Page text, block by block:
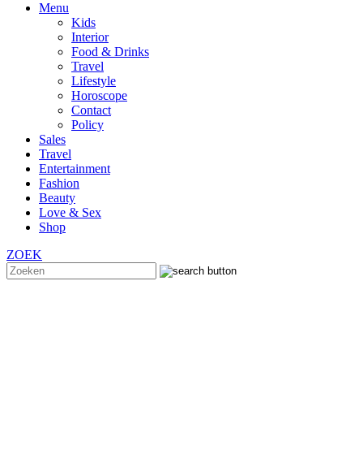
Menu
Kids
Interior
Food & Drinks
Travel
Lifestyle
Horoscope
Contact
Policy
Sales
Travel
Entertainment
Fashion
Beauty
Love & Sex
Shop
ZOEK